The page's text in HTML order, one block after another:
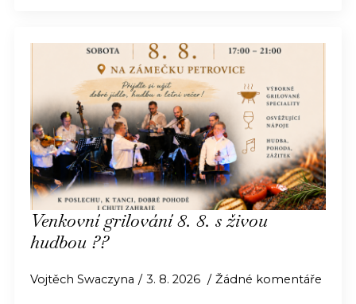
Venkovní grilování 8. 8. s živou
hudbou ??
Vojtěch Swaczyna 3. 8. 2026 Žádné komentáře